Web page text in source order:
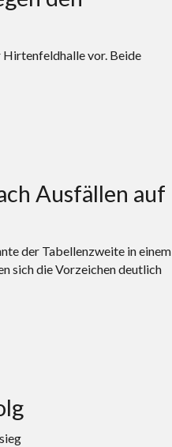
vor. Beide
Ausfällen auf
der Tabellenzweite in einem
sich die Vorzeichen deutlich